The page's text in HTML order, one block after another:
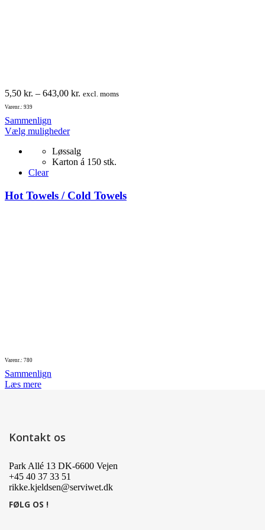
5,50 kr. – 643,00 kr. Prisinterval:
excl. moms
Varenr.: 939
Sammenlign
Vælg mulighederDette
har
flere
kan
Løssalg
Karton á 150 stk.
Clear
Hot Towels / Cold Towels
Varenr.: 780
Sammenlign
Læs mere
Kontakt os
Park Allé 13 DK-6600 Vejen
+45 40 37 33 51
rikke.kjeldsen@serviwet.dk
FØLG OS !